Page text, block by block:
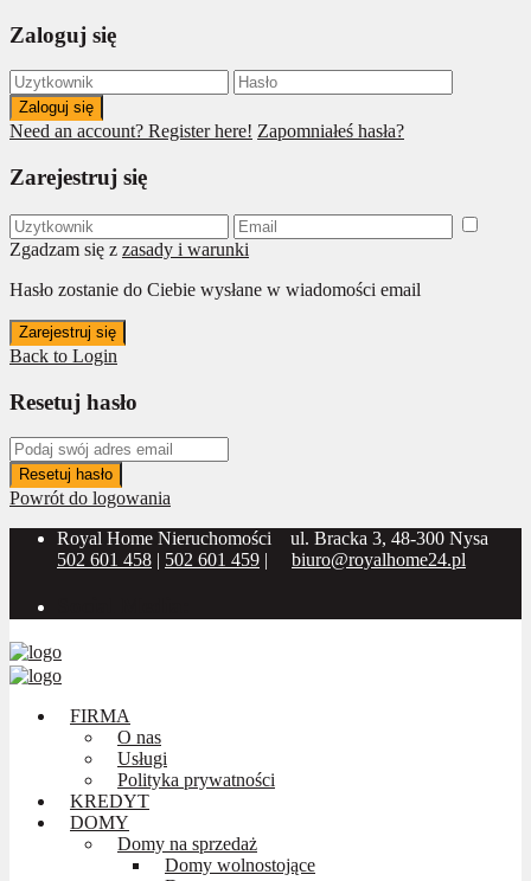
Zaloguj się
Zaloguj się
Need an account? Register here! Zapomniałeś hasła?
Zarejestruj się
Zgadzam się z zasady i warunki
Hasło zostanie do Ciebie wysłane w wiadomości email
Zarejestruj się
Back to Login
Resetuj hasło
Resetuj hasło
Powrót do logowania
Royal Home Nieruchomości
ul. Bracka 3, 48-300 Nysa
502 601 458 | 502 601 459 | biuro@royalhome24.pl
FIRMA
O nas
Usługi
Polityka prywatności
KREDYT
DOMY
Domy na sprzedaż
Domy wolnostojące